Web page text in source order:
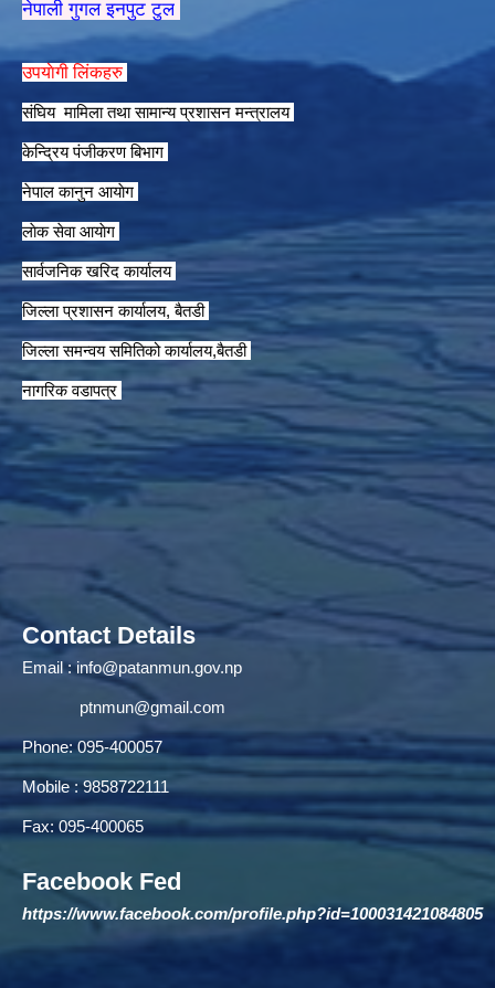
नेपाली गुगल इनपुट टुल
उपयाेगी लिंकहरु
संघिय मामिला तथा सामान्य प्रशासन मन्त्रालय
केन्द्रिय पंजीकरण बिभाग
नेपाल कानुन आयाेग
लाेक सेवा आयाेग
सार्वजनिक खरिद कार्यालय
जिल्ला प्रशासन कार्यालय, बैतडी
जिल्ला समन्वय समितिको कार्यालय,बैतडी
नागरिक वडापत्र
Contact Details
Email :info@patanmun.gov.np
ptnmun@gmail.com
Phone: 095-400057
Mobile : 9858722111
Fax: 095-400065
Facebook Fed
https://www.facebook.com/profile.php?id=100031421084805